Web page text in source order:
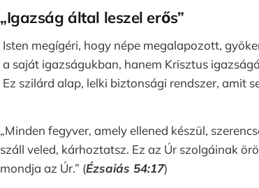
„Igazság által leszel erős”
Isten megígéri, hogy népe megalapozott,
a saját igazságukban, hanem Krisztus
Ez szilárd alap, lelki biztonsági rendszer, amit
„Minden fegyver, amely ellened készül,
száll veled, kárhoztatsz. Ez az Úr szolgáinak
mondja az Úr.” (Ézsaiás 54:17)